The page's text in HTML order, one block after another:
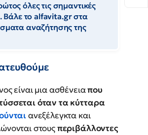
όλες τις σημαντικές
Βάλε το alfavita.gr στα
αναζήτησης της
είναι μια ασθένειαπου
όταν τα κύτταρα
ανεξέλεγκτα και
στουςπεριβάλλοντες